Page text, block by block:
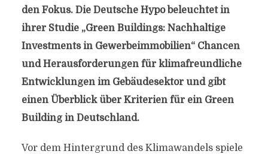
den Fokus. Die Deutsche Hypo beleuchtet in
ihrer Studie „Green Buildings: Nachhaltige
Investments in Gewerbeimmobilien“ Chancen
und Herausforderungen für klimafreundliche
Entwicklungen im Gebäudesektor und gibt
einen Überblick über Kriterien für ein Green
Building in Deutschland.
Vor dem Hintergrund des Klimawandels spiele